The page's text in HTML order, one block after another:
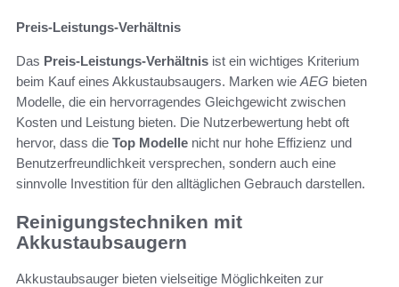
Preis-Leistungs-Verhältnis
Das Preis-Leistungs-Verhältnis ist ein wichtiges Kriterium
beim Kauf eines Akkustaubsaugers. Marken wieAEG bieten
Modelle, die ein hervorragendes Gleichgewicht zwischen
Kosten und Leistung bieten. Die Nutzerbewertung hebt oft
hervor, dass die Top Modelle nicht nur hohe Effizienz und
Benutzerfreundlichkeit versprechen, sondern auch eine
sinnvolle Investition für den alltäglichen Gebrauch darstellen.
Reinigungstechniken mit
Akkustaubsaugern
Akkustaubsauger bieten vielseitige Möglichkeiten zur